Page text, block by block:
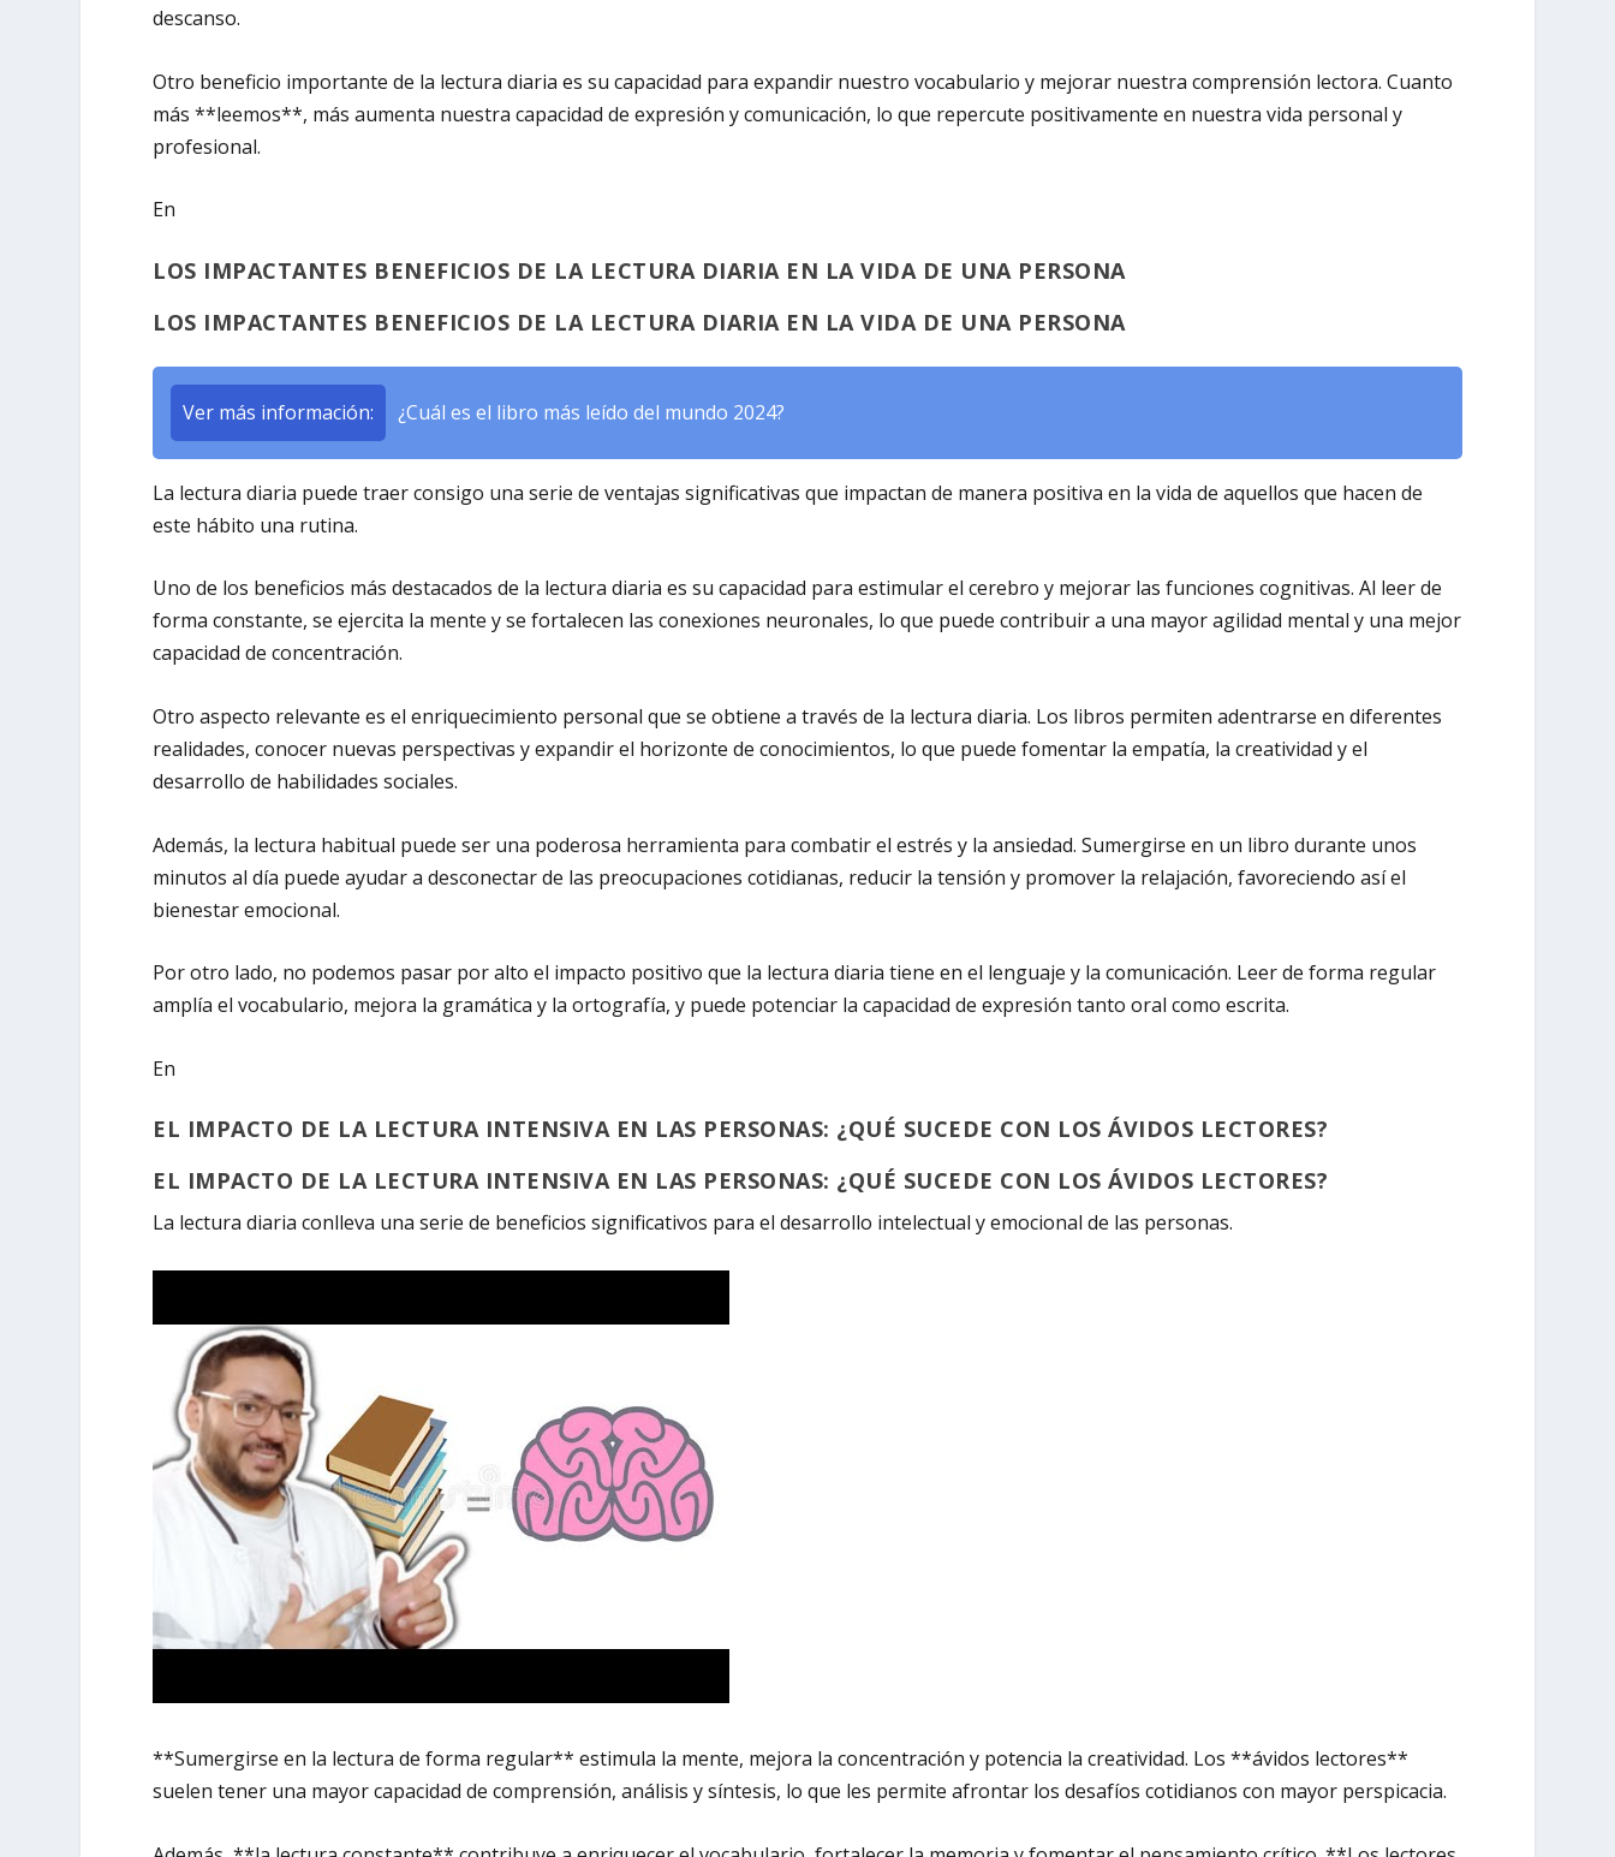
descanso.
Otro beneficio importante de la lectura diaria es su capacidad para expandir nuestro vocabulario y mejorar nuestra comprensión lectora. Cuanto
más **leemos**, más aumenta nuestra capacidad de expresión y comunicación, lo que repercute positivamente en nuestra vida personal y
profesional.
En
LOS IMPACTANTES BENEFICIOS DE LA LECTURA DIARIA EN LA VIDA DE UNA PERSONA
LOS IMPACTANTES BENEFICIOS DE LA LECTURA DIARIA EN LA VIDA DE UNA PERSONA
Ver más información: ¿Cuál es el libro más leído del mundo 2024?
La lectura diaria puede traer consigo una serie deventajas significativas que impactan de manera positiva en la vida de aquellos que hacen de
este hábito una rutina.
Uno de los beneficios más destacados de la lectura diaria es su capacidad paraestimularel cerebro y mejorar las funciones cognitivas. Al leer de
forma constante, se ejercita la mente y se fortalecen las conexiones neuronales, lo que puede contribuir a una mayor agilidad mental y una mejor
capacidad deconcentración.
Otro aspecto relevante es elenriquecimiento personal que se obtiene a través de la lectura diaria. Los libros permiten adentrarse en diferentes
realidades, conocer nuevas perspectivas y expandir el horizonte de conocimientos, lo que puede fomentar la empatía, la creatividad y el
desarrollo de habilidades sociales.
Además, la lectura habitual puede ser una poderosa herramienta paracombatirel estrés y la ansiedad. Sumergirse en un libro durante unos
minutos al día puede ayudar a desconectar de las preocupaciones cotidianas, reducir la tensión y promover la relajación, favoreciendo así el
bienestar emocional.
Por otro lado, no podemos pasar por alto el impacto positivo que la lectura diaria tiene en el lenguaje y la comunicación. Leer de forma regular
amplía el vocabulario, mejora la gramática y la ortografía, y puede potenciar la capacidad de expresión tanto oral como escrita.
En
EL IMPACTO DE LA LECTURA INTENSIVA EN LAS PERSONAS: ¿QUÉ SUCEDE CON LOS ÁVIDOS LECTORES?
EL IMPACTO DE LA LECTURA INTENSIVA EN LAS PERSONAS: ¿QUÉ SUCEDE CON LOS ÁVIDOS LECTORES?
La lectura diaria conlleva una serie de beneficios significativos para el desarrollo intelectual y emocional de las personas.
**Sumergirse en la lectura de forma regular** estimula la mente, mejora la concentración y potencia la creatividad. Los **ávidos lectores**
suelen tener una mayor capacidad de comprensión, análisis y síntesis, lo que les permite afrontar los desafíos cotidianos con mayor perspicacia.